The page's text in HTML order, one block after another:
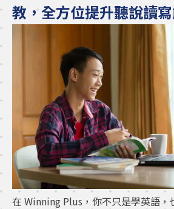
教，全方位提升聽說讀
在 Winning Plus，你不只是學英語，